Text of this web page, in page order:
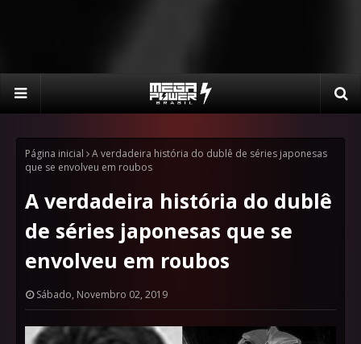
Página inicial
A verdadeira história do dublê de séries japonesas
que se envolveu em roubos
A verdadeira história do dublê
de séries japonesas que se
envolveu em roubos
Sábado, Novembro 02, 2019